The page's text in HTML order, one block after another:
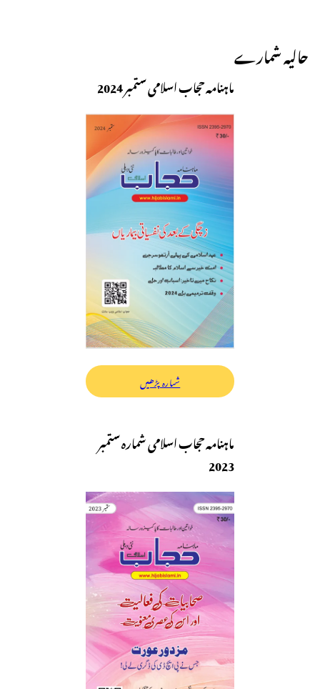
حالیہ شمارے
ماہنامہ حجاب اسلامی ستمبر 2024
شمارہ پڑھیں
ماہنامہ حجاب اسلامی شمارہ ستمبر
2023